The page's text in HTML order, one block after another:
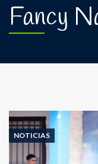
Fancy
NOTICIAS